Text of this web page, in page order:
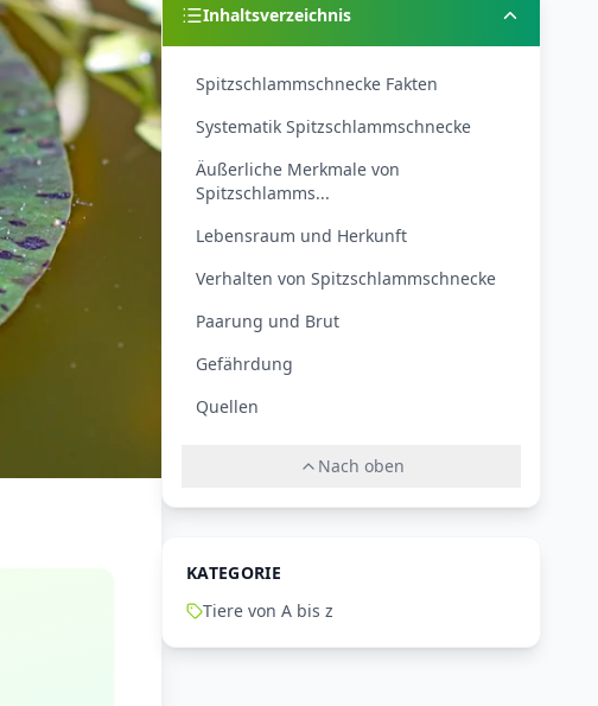
Inhaltsverzeichnis
Spitzschlammschnecke Fakten
Systematik Spitzschlammschnecke
Äußerliche Merkmale von
Spitzschlamms...
Lebensraum und Herkunft
Verhalten von Spitzschlammschnecke
Paarung und Brut
Gefährdung
Quellen
Nach oben
KATEGORIE
Tiere von A bis z